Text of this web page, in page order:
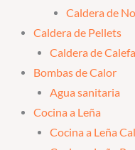
Caldera de
Caldera de Pellets
Caldera de
Bombas de Calor
Agua sanitaria
Cocina a Leña
Cocina a Leña